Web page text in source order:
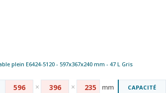
plein E6424-5120 - 597x367x240 mm - 47 L Gris
596 × 396 × 235 mm CAPACITÉ